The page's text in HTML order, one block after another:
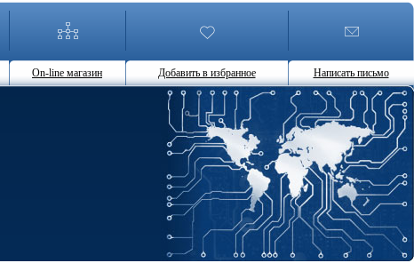
On-line магазин Добавить в избранное Написать письмо